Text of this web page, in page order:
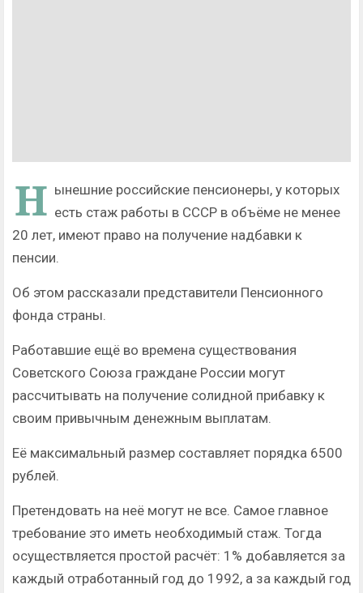
Н ынешние российские пенсионеры, у которых
есть стаж работы в СССР в объёме не менее
20 лет, имеют право на получение надбавки к
пенсии.
Об этом рассказали представители Пенсионного
фонда страны.
Работавшие ещё во времена существования
Советского Союза граждане России могут
рассчитывать на получение солидной прибавку к
своим привычным денежным выплатам.
Её максимальный размер составляет порядка 6500
рублей.
Претендовать на неё могут не все. Самое главное
требование это иметь необходимый стаж. Тогда
осуществляется простой расчёт: 1% добавляется за
каждый отработанный год до 1992, а за каждый год